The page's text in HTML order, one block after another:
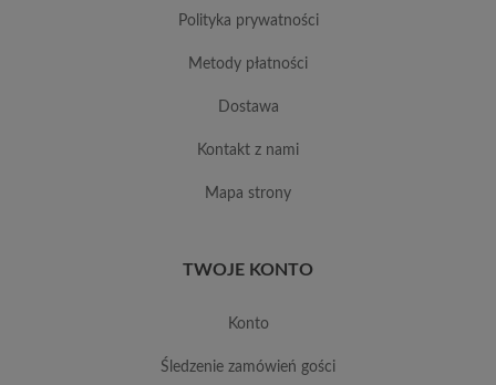
polityka prywatności
metody płatności
dostawa
kontakt z nami
mapa strony
TWOJE KONTO
konto
śledzenie zamówień gości